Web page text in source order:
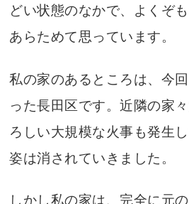
どい状態のなかで、よくぞ
あらためて思っています。
私の家のあるところは、今
った長田区です。近隣の家
ろしい大規模な火事も発生
姿は消されていきました。
しかし私の家は、完全に元